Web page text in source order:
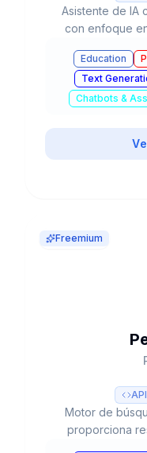
Asistente de IA
con enfoque
flujos de trabajo
Education
Text
Chatbots &
Freemium
API
Motor de
proporciona